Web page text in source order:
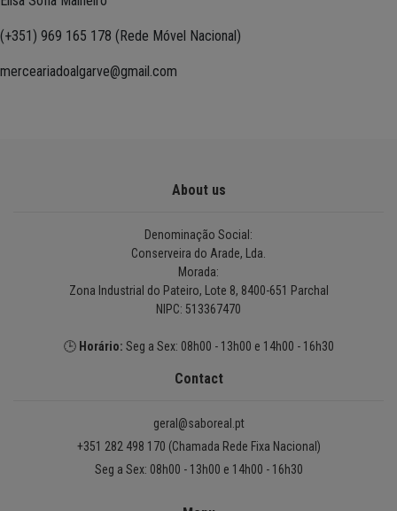
(+351) 969 165 178 (Rede Móvel Nacional)
merceariadoalgarve@gmail.com
About us
Denominação Social:
Conserveira do Arade, Lda.
Morada:
Zona Industrial do Pateiro, Lote 8, 8400-651 Parchal
NIPC: 513367470
🕒 Horário: Seg a Sex: 08h00 - 13h00 e 14h00 - 16h30
Contact
geral@saboreal.pt
+351 282 498 170 (Chamada Rede Fixa Nacional)
Seg a Sex: 08h00 - 13h00 e 14h00 - 16h30